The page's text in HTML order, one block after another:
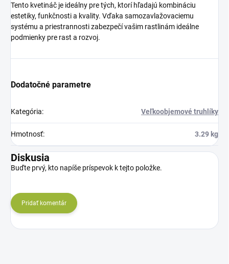
Tento kvetináč je ideálny pre tých, ktorí hľadajú kombináciu
estetiky, funkčnosti a kvality. Vďaka samozavlažovaciemu
systému a priestrannosti zabezpečí vašim rastlinám ideálne
podmienky pre rast a rozvoj.
Dodatočné parametre
Kategória: Veľkoobjemové truhlíky
Hmotnosť: 3.29 kg
Diskusia
Buďte prvý, kto napíše príspevok k tejto položke.
Pridať komentár